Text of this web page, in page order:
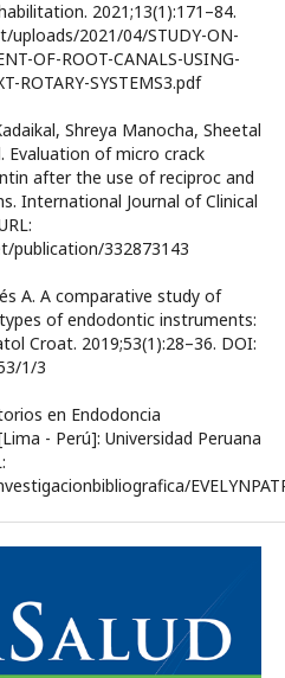
2021;13(1):171–84.
2021/04/STUDY-ON-
OF-ROOT-CANALS-USING-
ROTARY-SYSTEMS3.pdf
Shreya Manocha, Sheetal
Evaluation of micro crack
after the use of reciproc and
International Journal of Clinical
publication/332873143
A. A comparative study of
of endodontic instruments:
Croat. 2019;53(1):28–36. DOI:
1/3
en Endodoncia
- Perú]: Universidad Peruana